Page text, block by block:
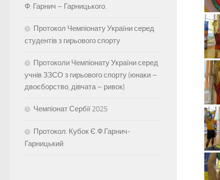
Ф. Гарнич – Гарницького.
Протокол Чемпіонату України серед
студентів з гирьового спорту
Протоколи Чемпіонату України серед
учнів ЗЗСО з гирьового спорту (юнаки –
двоєборство, дівчата – ривок)
Чемпіонат Сербії 2025
Протокол. Кубок Є.Ф.Гарнич-
Гарницький